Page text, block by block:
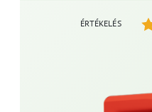
ÉRTÉKELÉS